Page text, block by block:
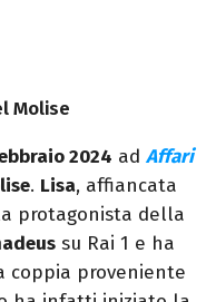
Molise
2024 ad Affari
. Lisa, affiancata
protagonista della
su Rai 1 e ha
coppia proveniente